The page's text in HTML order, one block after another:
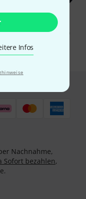
Infos
dem Erhalt von E-Mail-
zu. Die
finden Sie in
Nachnahme,
Sofort bezahlen,